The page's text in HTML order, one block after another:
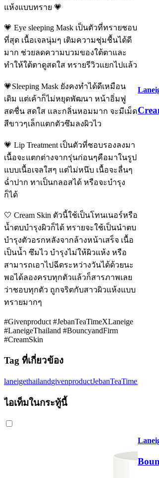
แห้งแบบทราย 💗
💗 Eye sleeping Mask เป็นตัวที่ทรายชอบ
ที่สุด เนื้อเจลนุ่มๆ เติมความชุ่มชื้นได้ดี
มาก ช่วยลดความบวมของใต้ตาและ
ทำให้ใต้ตาดูสดใส ทรายรีวิวแยกไปแล้ว
💗Sleeping Mask ยังคงทำได้ดีเหมือน
เดิม แต่เค้าก็ไม่หยุดพัฒนา หน้าอิ่มฟู
สดชื่น สดใส และกลิ่นหอมมาก จะมีเม็ด
สีขาวๆเล็กแตกตัวซึมลงผิวไว
💗 Lip Treatment เป็นตัวที่ชอบรองลงมา
เนื้อจะแตกต่างจากรุ่นก่อนๆคือมาในรูป
แบบเนื้อเจลใสๆ แต่ไม่หนึบ เนื้อจะลื่นๆ
ฉ่ำปาก ทาเป็นกลอสได้ หรือจะบำรุง
ก็ได้
🤍 Cream Skin ตัวนี้ใช้เป็นโทนเนอร์หรือ
น้ำตบบำรุงผิวก็ได้ ทรายจะใช้เป็นนำตบ
บำรุงตัวอรกหลังจากล้างหน้าเสร็จ เนื้อ
เป็นน้ำ ซึมไว บำรุงไม่ให้ผิวแห้ง หรือ
สามารถเอาไปฉีดระหว่างวันได้ด้วยนะ
พอได้ลองครบทุกตัวแล้วก็สารภาพเลย
ว่าชอบทุกตัว ถูกจริตกับสาวผิวแห้งแบบ
ทรายมากๆ
#Givenproduct #JebanTeaTimeXLaneige
#LaneigeThailand #BouncyandFirm
#CreamSkin
Tag ที่เกี่ยวข้อง
laneigethailandgivenproduct
ไอเท็มในกระทู้นี้